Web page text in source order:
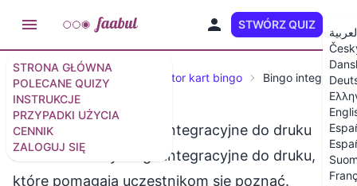
STRONA GŁÓWNA
POLECANE QUIZY
INSTRUKCJE
PRZYPADKI UŻYCIA
CENNIK
ZALOGUJ SIĘ
STWÓRZ QUIZ
Poradniki Darmowy generator kart bingo Bingo
Darmowe karty bingo integracyjne do druku
Darmowe karty bingo integracyjne do druku,
które pomagają uczestnikom się poznać.